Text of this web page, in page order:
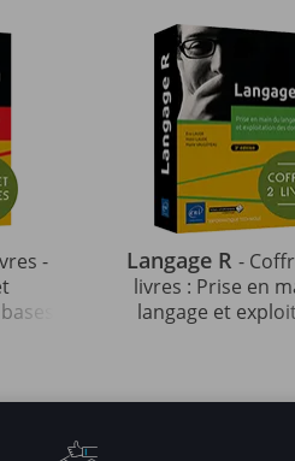
-
Langage R -
livres : Prise en
langage et